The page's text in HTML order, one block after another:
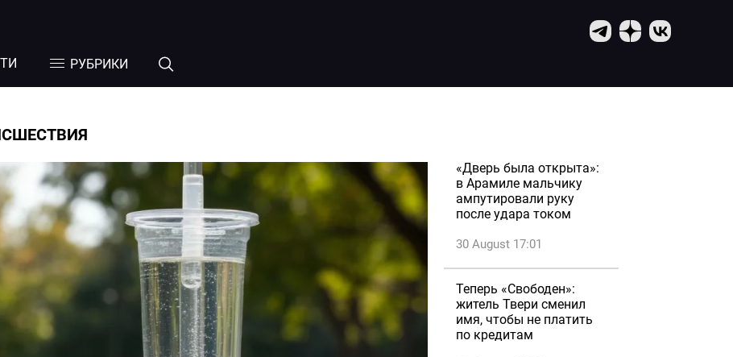
РУБРИКИ
«Дверь была открыта»:
в Арамиле мальчику
ампутировали руку
после удара током
30 August 17:01
Теперь «Свободен»:
житель Твери сменил
имя, чтобы не платить
по кредитам